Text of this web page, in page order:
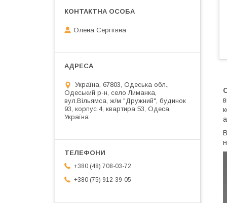
Олена Сергіївна
Україна, 67803, Одеська обл.,
Одеський р-н, село Лиманка,
вул.Вільямса, ж/м "Дружний", будинок
93, корпус 4, квартира 53, Одеса,
Україна
+380 (48) 708-03-72
+380 (75) 912-39-05